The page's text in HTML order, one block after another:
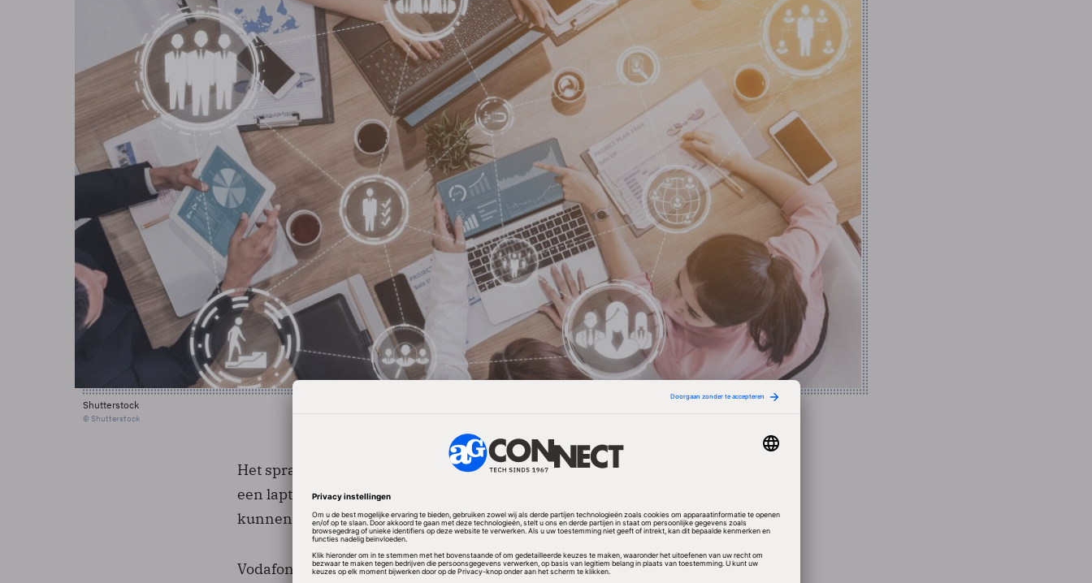
Shutterstock
© Shutterstock
Het spraaknetwerk heeft geen last van de problemen. Alleen klanten die met
een laptop of mobiele telefoon gebruik willen maken van het UMTS-netwerk
kunnen problemen ondervinden bij het opzetten van de verbinding.
Vodafone verwacht de storing voor 12 uur te hebben opgelost. Het